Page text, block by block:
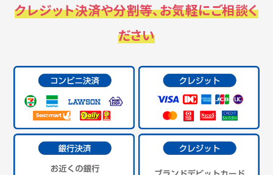
クレジット決済や分割等、お気軽にご相談く
ださい